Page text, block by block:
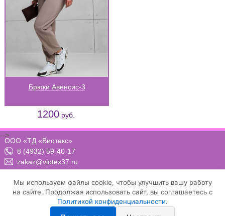
Брюки Авенсис-3
1200руб.
ООО «ТД «Виотекс»
8 (4932) 59-40-17
zakaz@viotex37.ru
Положение о конфиденциальности и защите персональных данных
-->
Мы используем файлы cookie, чтобы улучшить вашу работу
на сайте. Продолжая использовать сайт, вы соглашаетесь с
Политикой конфиденциальности.